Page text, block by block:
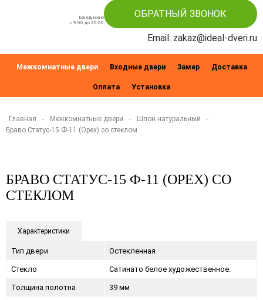
Ежедневно
c 9:00 до 20:00
ОБРАТНЫЙ ЗВОНОК
Email: zakaz@ideal-dveri.ru
Межкомнатные двери Входные двери Замер Доставка
Оплата Установка
Главная - Межкомнатные двери - Шпон натуральный
-
Браво Статус-15 Ф-11 (Орех) со стеклом
БРАВО СТАТУС-15 Ф-11 (ОРЕХ) СО
СТЕКЛОМ
Характеристики
Тип двери Остекленная
Стекло Сатинато белое художественное.
Толщина полотна 39 мм